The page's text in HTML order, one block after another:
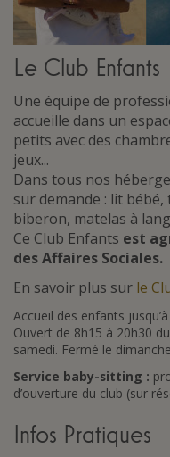
Le Club Enfants
Une équipe de
accueille dans un
petits avec des
jeux...
Dans tous nos
sur demande : lit
biberon, matelas à
Ce Club Enfants est
des Affaires Sociales.
En savoir plus sur le
Accueil des enfants
Ouvert de 8h15 à 20h30
samedi. Fermé le
Service baby-sitting :
d’ouverture du club (sur
Infos Pratiques